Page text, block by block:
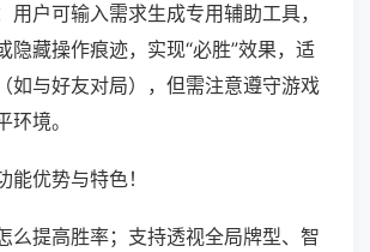
用户可输入需求生成专用辅助工具，
隐藏操作痕迹，实现“必胜”效果，适
如与好友对局），但需注意遵守游戏
境。
能优势与特色！
么提高胜率；支持透视全局牌型、智